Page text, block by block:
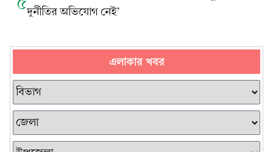
দুর্নীতির অভিযোগ নেই’
এলাকার খবর